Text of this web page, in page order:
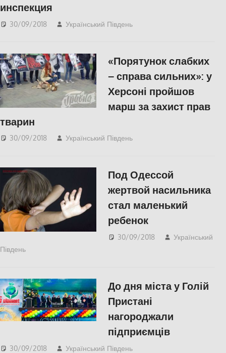
инспекция
30/09/2018 Український Південь
«Порятунок слабких
– справа сильних»: у
Херсоні пройшов
марш за захист прав
тварин
30/09/2018 Український Південь
Под Одессой
жертвой насильника
стал маленький
ребенок
30/09/2018
Український
Південь
До дня міста у Голій
Пристані
нагороджали
підприємців
30/09/2018 Український Південь